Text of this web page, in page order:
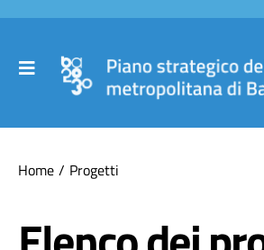
Salta
contenuto
Toggle
Home Progetti